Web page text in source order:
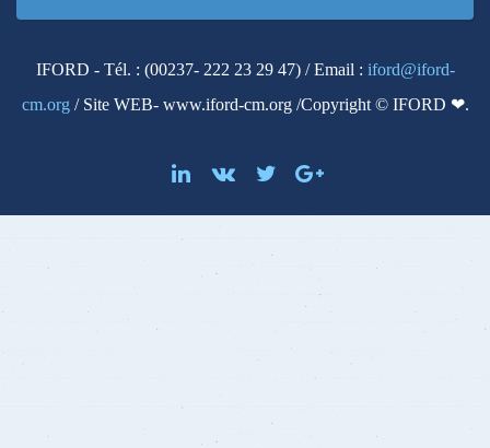
IFORD - Tél. : (00237- 222 23 29 47) / Email : iford@iford-
cm.org / Site WEB- www.iford-cm.org /Copyright © IFORD ❤.